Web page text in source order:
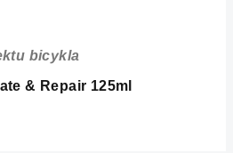
& Repair 125ml
bicykla